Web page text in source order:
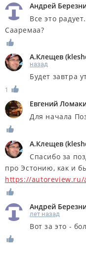
Андрей
Все это
Сааремаа?
А.Клещев (
назад
Будет завтра
1
Евгений
Для начала
А.Клещев (
Спасибо за
про Эстонию, как и
https://autoreview.ru/
Андрей
лет назад
Вот за это -